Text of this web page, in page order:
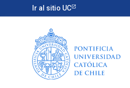
Ir al sitio UC